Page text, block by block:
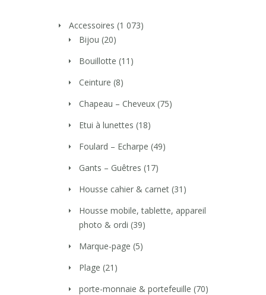
Accessoires (1 073)
Bijou (20)
Bouillotte (11)
Ceinture (8)
Chapeau – Cheveux (75)
Etui à lunettes (18)
Foulard – Echarpe (49)
Gants – Guêtres (17)
Housse cahier & carnet (31)
Housse mobile, tablette, appareil
photo & ordi (39)
Marque-page (5)
Plage (21)
porte-monnaie & portefeuille (70)